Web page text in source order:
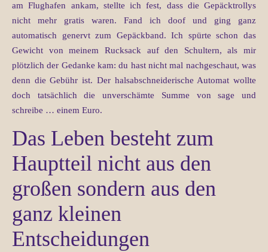
am Flughafen ankam, stellte ich fest, dass die Gepäcktrollys
nicht mehr gratis waren. Fand ich doof und ging ganz
automatisch genervt zum Gepäckband. Ich spürte schon das
Gewicht von meinem Rucksack auf den Schultern, als mir
plötzlich der Gedanke kam: du hast nicht mal nachgeschaut, was
denn die Gebühr ist. Der halsabschneiderische Automat wollte
doch tatsächlich die unverschämte Summe von sage und
schreibe … einem Euro.
Das Leben besteht zum
Hauptteil nicht aus den
großen sondern aus den
ganz kleinen
Entscheidungen